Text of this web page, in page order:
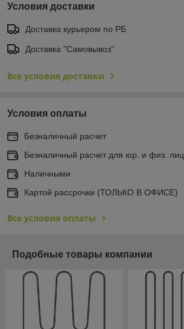
Условия доставки
Доставка курьером по РБ
Доставка "Самовывоз"
Все условия доставки
Условия оплаты
Безналичный расчет
Безналичный расчет для юр. и физ. лиц
Наличными
Картой рассрочки (ТОЛЬКО В ОФИСЕ)
Все условия оплаты
Подобные товары компании